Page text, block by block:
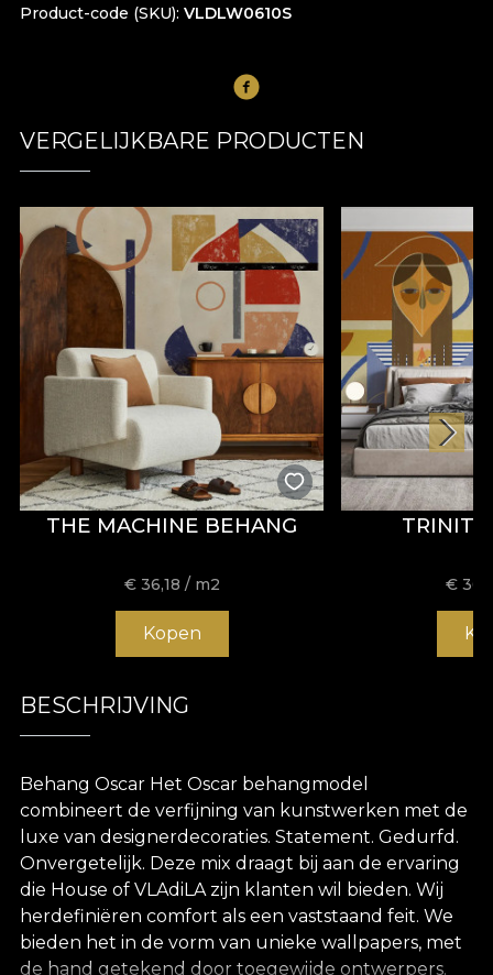
Product-code (SKU) VLDLW0610S
VERGELIJKBARE PRODUCTEN
THE MACHINE BEHANG
€ 36,18 / m2
Kopen
€
BESCHRIJVING
Behang Oscar Het Oscar behangmodel
combineert de verfijning van kunstwerken met de
luxe van designerdecoraties. Statement. Gedurfd.
Onvergetelijk. Deze mix draagt bij aan de ervaring
die House of VLAdiLA zijn klanten wil bieden. Wij
herdefiniëren comfort als een vaststaand feit. We
bieden het in de vorm van unieke wallpapers, met
de hand getekend door toegewijde ontwerpers.